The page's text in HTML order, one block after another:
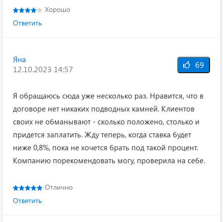
Хорошо
Ответить
Яна
12.10.2023 14:57
69
Я обращаюсь сюда уже несколько раз. Нравится, что в
договоре нет никаких подводных камней. Клиентов
своих не обманывают - сколько положено, столько и
придется заплатить. Жду теперь, когда ставка будет
ниже 0,8%, пока не хочется брать под такой процент.
Компанию порекомендовать могу, проверила на себе.
Отлично
Ответить